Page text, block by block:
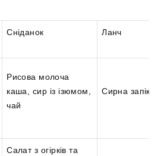
Сніданок Ланч
Рисова молоча
каша, сир із ізюмом,
чай
Сирна
Салат з огірків та